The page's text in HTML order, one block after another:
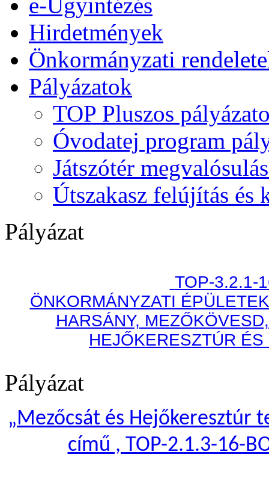
Hirdetmények
Önkormányzati
Pályázatok
TOP Pluszos
Óvodatej program
Játszótér
Útszakasz felújítás és
Pályázat
TOP-3.2.1-
ÖNKORMÁNYZATI
HARSÁNY,
HEJŐKERESZTÚR
Pályázat
„Mezőcsát és Hejőkeresztúr
című , TOP-2.1.3-16-